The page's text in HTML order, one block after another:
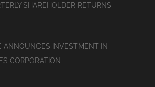
SHAREHOLDER RETURNS
ANNOUNCES INVESTMENT IN
CORPORATION